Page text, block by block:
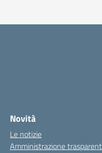
Novità
Le notizie
Amministrazione